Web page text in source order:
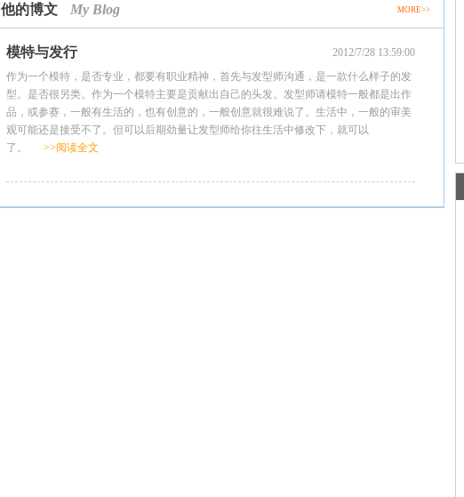
他的博文 My Blog MORE>>
模特与发行
2012/7/28 13:59:00
作为一个模特，是否专业，都要有职业精神，首先与发型师沟通，是一款什么样子的发
型。是否很另类。作为一个模特主要是贡献出自己的头发。发型师请模特一般都是出作
品，或参赛，一般有生活的，也有创意的，一般创意就很难说了。生活中，一般的审美
观可能还是接受不了。但可以后期劲量让发型师给你往生活中修改下，就可以
了。 >>阅读全文